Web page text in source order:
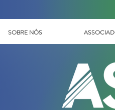
SOBRE NÓS